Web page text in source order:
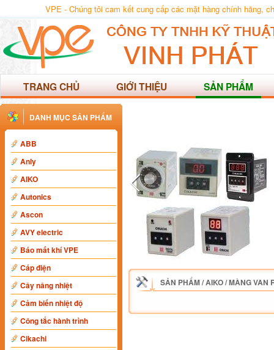
VPE - Chúng tôi cam kết cung cấp các mặt hàng chính hãng,
TRANG CHỦ GIỚI THIỆU SẢN PHẨM
DANH MỤC SẢN PHẨM
ABB
Anly
AIKO
Autonics
Ascon
AVY electric
Báo mất khí VPE
Cáp điện
Cây nâng nhiệt
Cảm biến nhiệt độ
Công tắc hành trình
Cikachi
SẢN PHẨM/AIKO/MÀNG VAN